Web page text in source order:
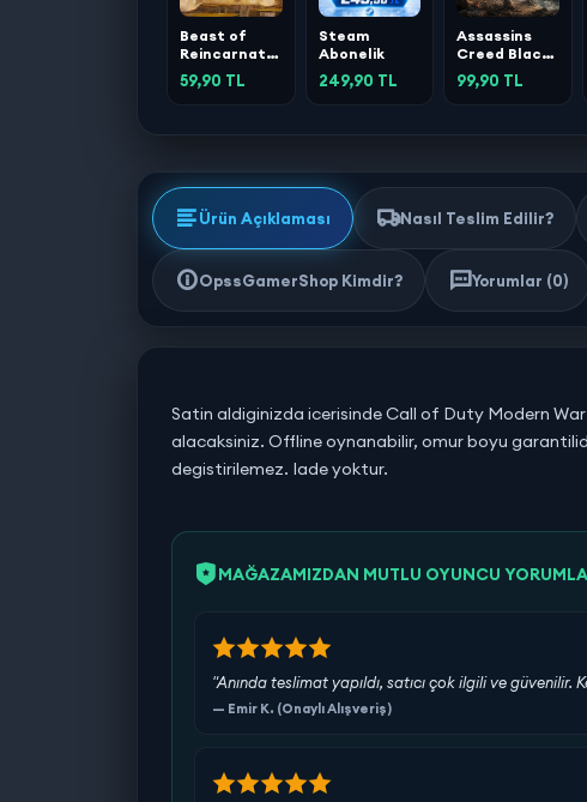
Beast of
Reincarnation
Deluxe
Edition
59,90 TL
Steam
Abonelik
249,90 TL
Assassins
Creed Black
Flag
Resynced
99,90 TL
Ürün Açıklaması Nasıl Teslim Edilir?
OpssGamerShop Kimdir? Yorumlar (0)
Satin aldiginizda icerisinde Call of Duty Modern
alacaksiniz. Offline oynanabilir, omur boyu
degistirilemez. Iade yoktur.
MAĞAZAMIZDAN MUTLU OYUNCU
"Anında teslimat yapıldı, satıcı çok ilgili ve güvenilir.
— Emir K. (Onaylı Alışveriş)